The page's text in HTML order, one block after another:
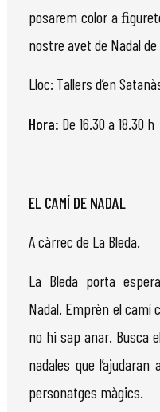
posarem color a
nostre avet de Nadalde
Lloc: Tallers d’en
Hora: De 16.30 a 18.30 h
EL CAMÍ DE NADAL
A càrrec de La Bleda.
La Bleda porta
Nadal. Emprèn el camí
no hi sap anar. Busca
nadales que
personatges màgics.